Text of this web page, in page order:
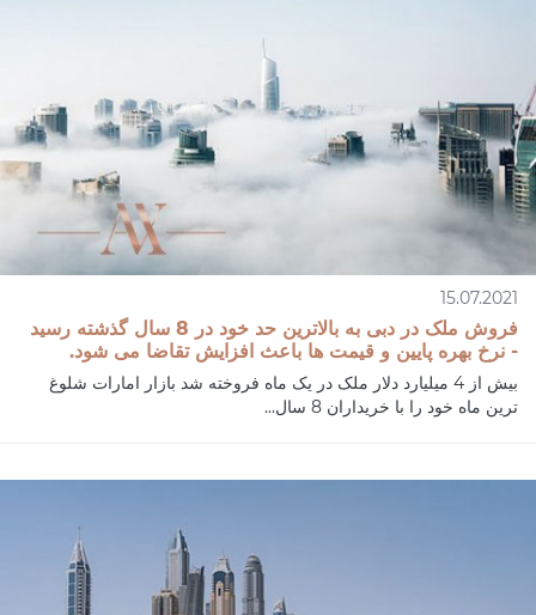
15.07.2021
فروش ملک در دبی به بالاترین حد خود در 8 سال گذشته رسید
- نرخ بهره پایین و قیمت ها باعث افزایش تقاضا می شود.
بیش از 4 میلیارد دلار ملک در یک ماه فروخته شد بازار امارات شلوغ
ترین ماه خود را با خریداران 8 سال...